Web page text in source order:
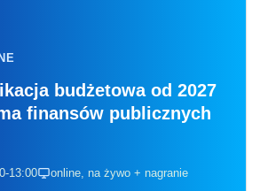
budżetowa od 2027
finansów publicznych
13:00 online, na żywo + nagranie